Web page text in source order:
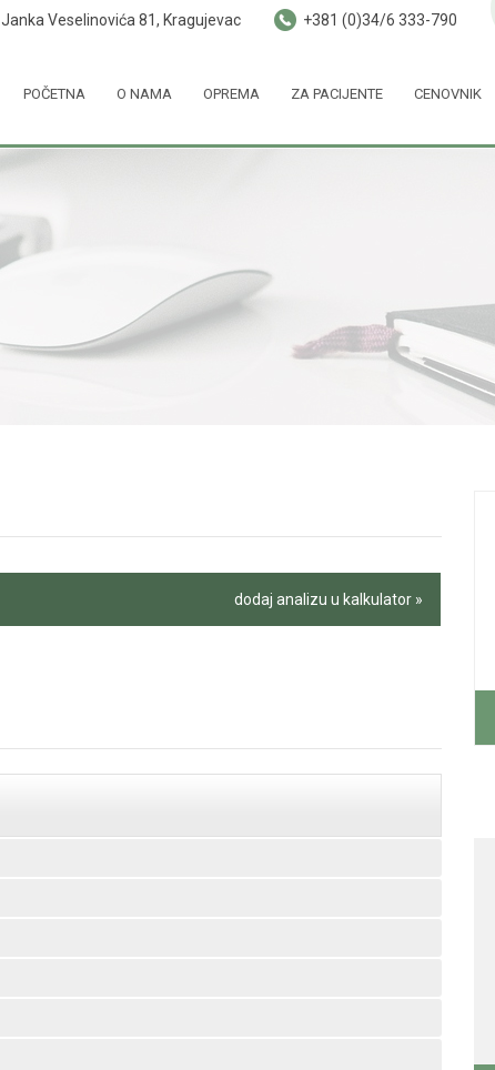
Janka Veselinovića 81, Kragujevac +381 (0)34/6 333-790
POČETNA O NAMA OPREMA ZA PACIJENTE CENOVNIK
dodaj analizu u kalkulator »